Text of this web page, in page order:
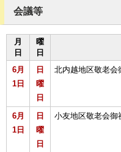
会議等
月
日
曜
日
6月
1日
日
曜
日
北内越地区敬老会
6月
1日
日
曜
日
小友地区敬老会御